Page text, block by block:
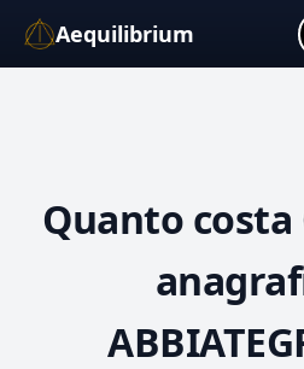
Aequilibrium
Quanto costa